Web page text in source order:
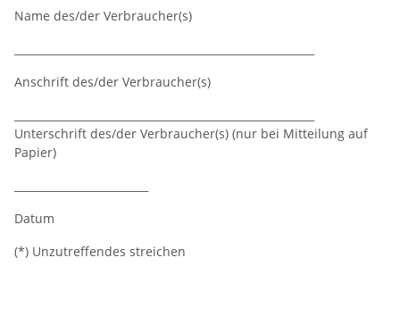
Name des/der Verbraucher(s)
Anschrift des/der Verbraucher(s)
Unterschrift des/der Verbraucher(s) (nur bei Mitteilung auf
Papier)
Datum
(*) Unzutreffendes streichen